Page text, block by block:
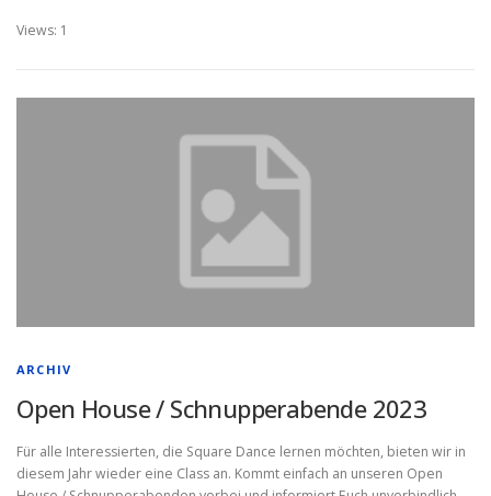
Views: 1
ARCHIV
Open House / Schnupperabende 2023
Für alle Interessierten, die Square Dance lernen möchten, bieten wir in
diesem Jahr wieder eine Class an. Kommt einfach an unseren Open